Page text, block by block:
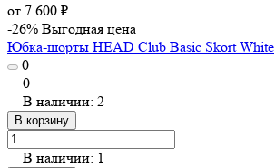
от 7 600 ₽
-26% Выгодная цена
Юбка-шорты HEAD Club Basic Skort White
0
0
В наличии: 2
В корзину
В наличии: 1